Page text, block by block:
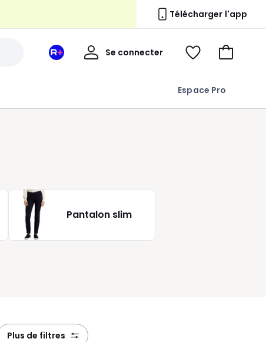
Télécharger l'app
Espace Pro
Mon
Se connecter
Mon
Voir
Aller
Pantalon slim
plus de filtres